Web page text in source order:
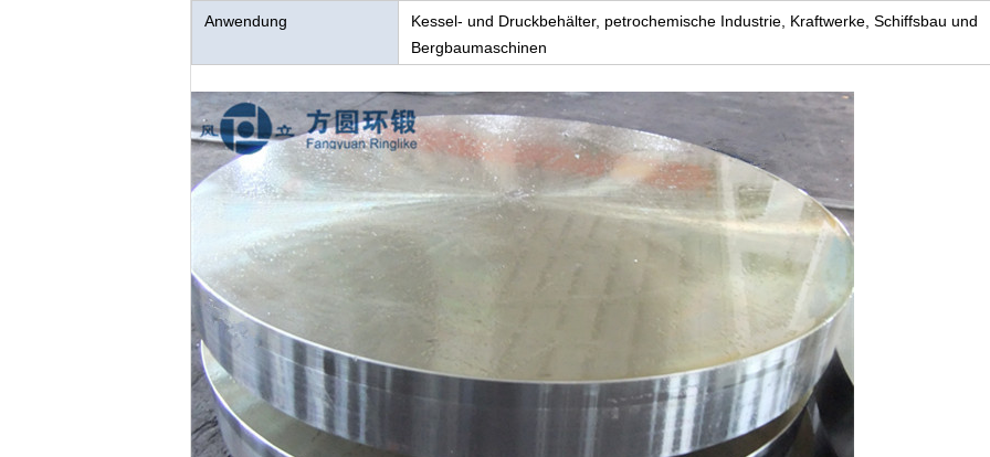
Anwendung
Kessel- und Druckbehälter, petrochemische Industrie, Kraftwerke, Schiffsbau und
Bergbaumaschinen